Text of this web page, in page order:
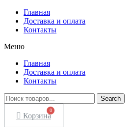
Главная
Доставка и оплата
Контакты
Меню
Главная
Доставка и оплата
Контакты
Search
Корзина